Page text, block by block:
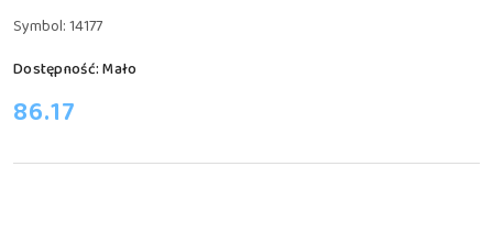
Symbol:14177
Dostępność:Mało
cena:
86.17